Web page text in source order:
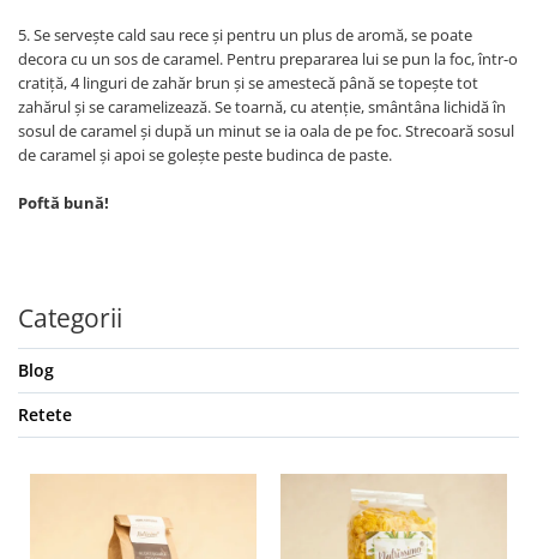
5. Se servește cald sau rece și pentru un plus de aromă, se poate
decora cu un sos de caramel. Pentru prepararea lui se pun la foc, într-o
cratiță, 4 linguri de zahăr brun și se amestecă până se topește tot
zahărul și se caramelizează. Se toarnă, cu atenție, smântâna lichidă în
sosul de caramel și după un minut se ia oala de pe foc. Strecoară sosul
de caramel și apoi se golește peste budinca de paste.
Poftă bună!
Categorii
Blog
Retete